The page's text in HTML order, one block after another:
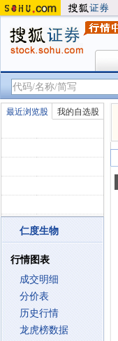
最近浏览股 我的自选股
仁度生物
行情图表
成交明细
分价表
历史行情
龙虎榜数据